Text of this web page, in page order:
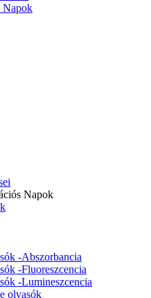
Napok
-Abszorbancia
-Fluoreszcencia
-Lumineszcencia
olvasók